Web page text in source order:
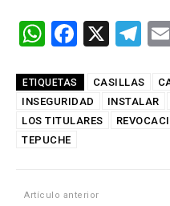
W
at
s
A
p
F
ce
b
k
X
T
e
gr
ETIQUETAS CASILLAS
INSEGURIDAD
INSTALAR
LOS TITULARES
TEPUCHE
Artículo anterior